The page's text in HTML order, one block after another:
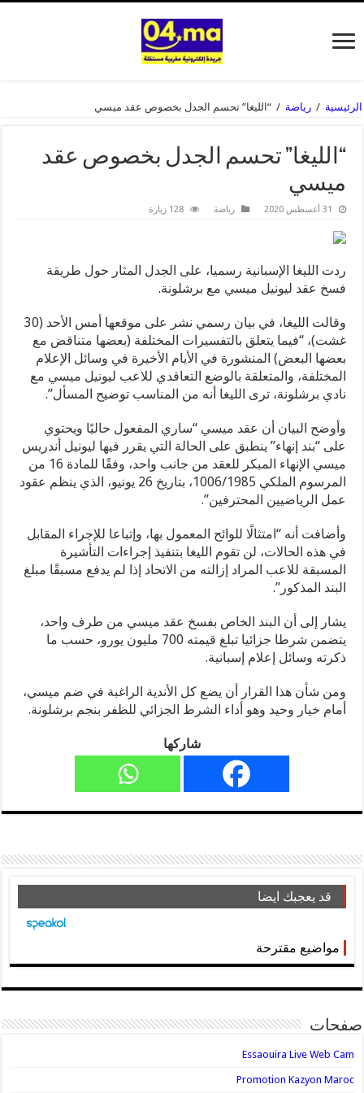
الرئيسية / رياضة / “الليغا” تحسم الجدل بخصوص عقد ميسي
“الليغا” تحسم الجدل بخصوص عقد
ميسي
31 أغسطس 2020 رياضة 128 زيارة
ردت الليغا الإسبانية رسميا، على الجدل المثار حول طريقة
فسخ عقد ليونيل ميسي مع برشلونة.
وقالت الليغا، في بيان رسمي نشر على موقعها أمس الأحد (30
غشت)، “فيما يتعلق بالتفسيرات المختلفة (بعضها متناقض مع
بعضها البعض) المنشورة في الأيام الأخيرة في وسائل الإعلام
المختلفة، والمتعلقة بالوضع التعاقدي للاعب ليونيل ميسي مع
نادي برشلونة، ترى الليغا أنه من المناسب توضيح المسأل”.
وأوضح البيان أن عقد ميسي “ساري المفعول حاليًا ويحتوي
على “بند إنهاء” ينطبق على الحالة التي يقرر فيها ليونيل أندريس
ميسي الإنهاء المبكر للعقد من جانب واحد، وفقًا للمادة 16 من
المرسوم الملكي 1006/1985، بتاريخ 26 يونيو، الذي ينظم عقود
عمل الرياضيين المحترفين”.
وأضافت أنه “امتثالًا للوائح المعمول بها، وإتباعا للإجراء المقابل
في هذه الحالات، لن تقوم الليغا بتنفيذ إجراءات التأشيرة
المسبقة للاعب المراد إزالته من الاتحاد إذا لم يدفع مسبقًا مبلغ
البند المذكور”.
يشار إلى أن البند الخاص بفسخ عقد ميسي من طرف واحد،
يتضمن شرطا جزائيا تبلغ قيمته 700 مليون يورو، حسب ما
ذكرته وسائل إعلام إسبانية.
ومن شأن هذا القرار أن يضع كل الأندية الراغبة في ضم ميسي،
أمام خيار وحيد وهو أداء الشرط الجزائي للظفر بنجم برشلونة.
شاركها
قد يعجبك ايضا
مواضيع مقترحة
صفحات
Essaouira Live Web Cam
Promotion Kazyon Maroc